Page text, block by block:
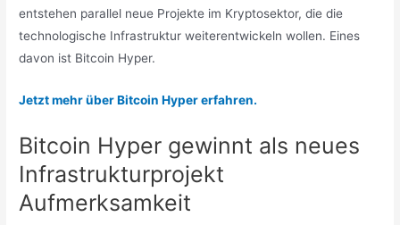
entstehen parallel neue Projekte im Kryptosektor, die die
technologische Infrastruktur weiterentwickeln wollen. Eines
davon ist Bitcoin Hyper.
Jetzt mehr über Bitcoin Hyper erfahren.
Bitcoin Hyper gewinnt als neues
Infrastrukturprojekt
Aufmerksamkeit